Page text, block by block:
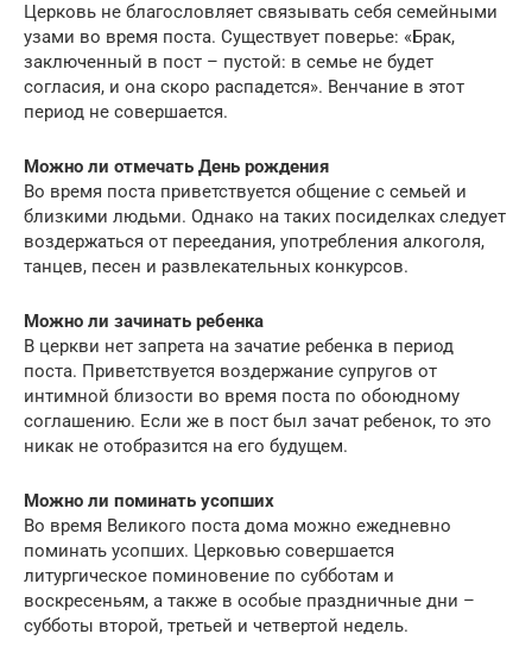
Церковь не благословляет связывать себя семейными
узами во время поста. Существует поверье: «Брак,
заключенный в пост – пустой: в семье не будет
согласия, и она скоро распадется». Венчание в этот
период не совершается.
Можно ли отмечать День рождения
Во время поста приветствуется общение с семьей и
близкими людьми. Однако на таких посиделках следует
воздержаться от переедания, употребления алкоголя,
танцев, песен и развлекательных конкурсов.
Можно ли зачинать ребенка
В церкви нет запрета на зачатие ребенка в период
поста. Приветствуется воздержание супругов от
интимной близости во время поста по обоюдному
соглашению. Если же в пост был зачат ребенок, то это
никак не отобразится на его будущем.
Можно ли поминать усопших
Во время Великого поста дома можно ежедневно
поминать усопших. Церковью совершается
литургическое поминовение по субботам и
воскресеньям, а также в особые праздничные дни –
субботы второй, третьей и четвертой недель.